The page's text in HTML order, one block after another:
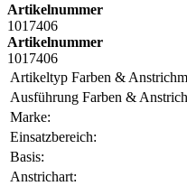
Artikelnummer
1017406
Artikelnummer
1017406
Artikeltyp Farben &
Ausführung Farben &
Marke:
Einsatzbereich:
Basis:
Anstrichart: